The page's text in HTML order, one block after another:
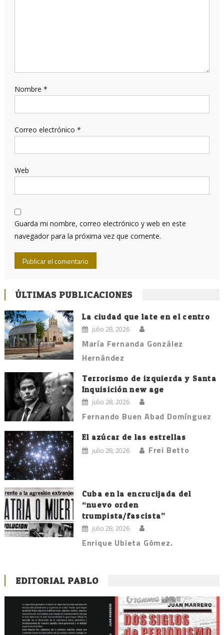
Nombre *
Correo electrónico *
Web
Guarda mi nombre, correo electrónico y web en este
navegador para la próxima vez que comente.
ÚLTIMAS PUBLICACIONES
La ciudad que late en el centro
julio 28, 2026
María Fernanda González
Hernández
Terrorismo de izquierda y Santa
Inquisición new age
julio 28, 2026
Fernando Buen Abad Domínguez
El azúcar de las estrellas
julio 28, 2026 Frei Betto
Cuba en la encrucijada del
“nuevo orden
trumpista/fascista”
julio 28, 2026
Enrique Ubieta Gómez.
EDITORIAL PABLO